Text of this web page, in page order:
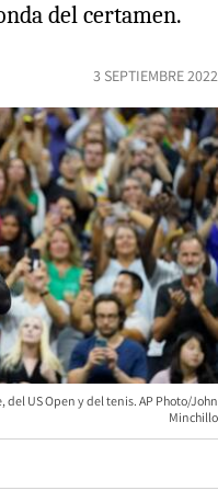
del certamen.
3 SEPTIEMBRE 2022
del US Open y del tenis. AP Photo/John
Minchillo